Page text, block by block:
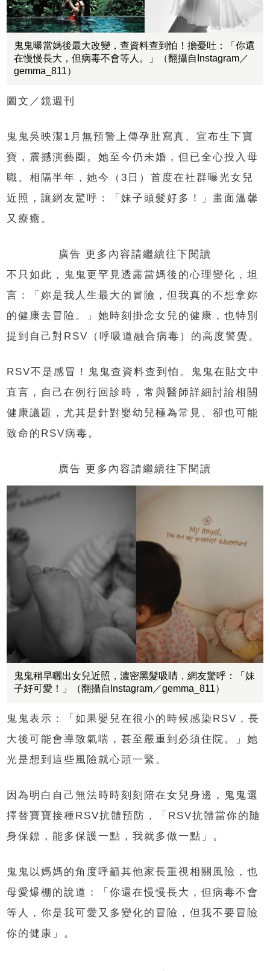
鬼鬼曝當媽後最大改變，查資料查到怕！擔憂吐：「你還
在慢慢長大，但病毒不會等人。」（翻攝自Instagram／
gemma_811）
圖文／鏡週刊
鬼鬼吳映潔1月無預警上傳孕肚寫真、宣布生下寶
寶，震撼演藝圈。她至今仍未婚，但已全心投入母
職。相隔半年，她今（3日）首度在社群曝光女兒
近照，讓網友驚呼：「妹子頭髮好多！」畫面溫馨
又療癒。
廣告 更多內容請繼續往下閱讀
不只如此，鬼鬼更罕見透露當媽後的心理變化，坦
言：「妳是我人生最大的冒險，但我真的不想拿妳
的健康去冒險。」她時刻掛念女兒的健康，也特別
提到自己對RSV（呼吸道融合病毒）的高度警覺。
RSV不是感冒！鬼鬼查資料查到怕。鬼鬼在貼文中
直言，自己在例行回診時，常與醫師詳細討論相關
健康議題，尤其是針對嬰幼兒極為常見、卻也可能
致命的RSV病毒。
廣告 更多內容請繼續往下閱讀
鬼鬼稍早曬出女兒近照，濃密黑髮吸睛，網友驚呼：「妹
子好可愛！」（翻攝自Instagram／gemma_811）
鬼鬼表示：「如果嬰兒在很小的時候感染RSV，長
大後可能會導致氣喘，甚至嚴重到必須住院。」她
光是想到這些風險就心頭一緊。
因為明白自己無法時時刻刻陪在女兒身邊，鬼鬼選
擇替寶寶接種RSV抗體預防，「RSV抗體當你的隨
身保鏢，能多保護一點，我就多做一點」。
鬼鬼以媽媽的角度呼籲其他家長重視相關風險，也
母愛爆棚的說道：「你還在慢慢長大，但病毒不會
等人，你是我可愛又多變化的冒險，但我不要冒險
你的健康」。